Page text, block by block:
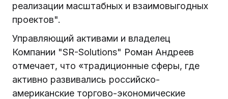
реализации масштабных и взаимовыгодных
проектов".
Управляющий активами и владелец
Компании "SR-Solutions" Роман Андреев
отмечает, что «традиционные сферы, где
активно развивались российско-
американские торгово-экономические